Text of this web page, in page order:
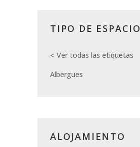
TIPO DE ESPACIO
Ver todas las etiquetas
Albergues
ALOJAMIENTO